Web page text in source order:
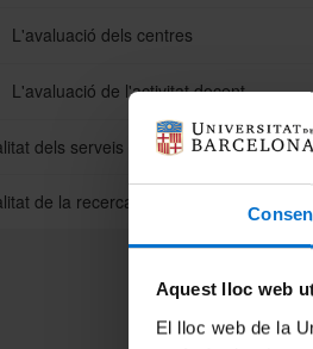
Aquest lloc web
El lloc web de la
L'avaluació dels centres
L'avaluació de l'activitat docent
dels serveis interns
de la recerca